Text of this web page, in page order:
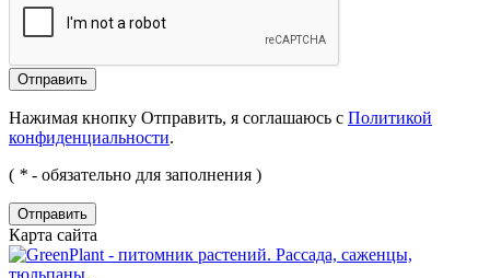
Нажимая кнопку Отправить, я соглашаюсь с Политикой
конфиденциальности.
( * - обязательно для заполнения )
Отправить
Карта сайта